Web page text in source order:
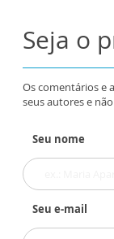
Seja o
Os comentários e
seus autores e
Seu nome
Seu e-mail